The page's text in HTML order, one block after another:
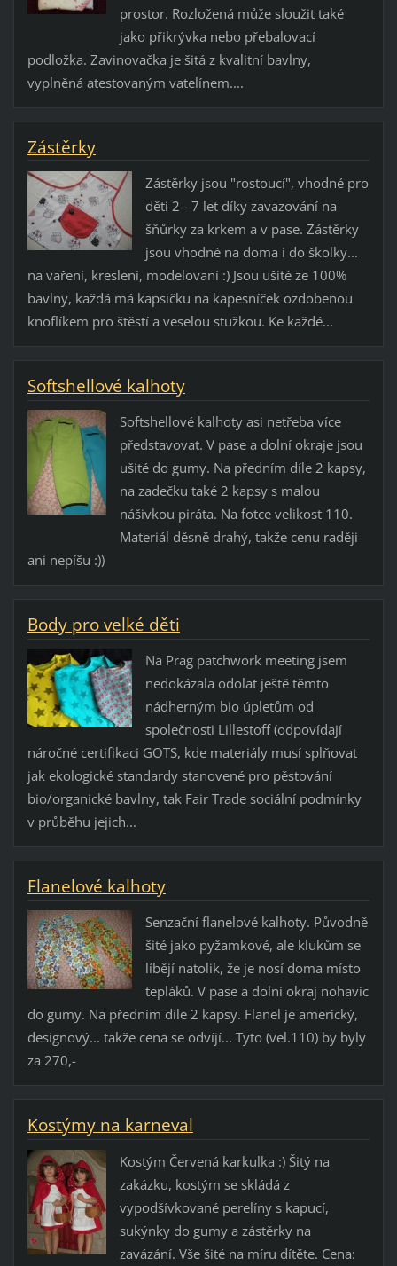
prostor. Rozložená může sloužit také
jako přikrývka nebo přebalovací
podložka. Zavinovačka je šitá z kvalitní bavlny,
vyplněná atestovaným vatelínem....
Zástěrky
Zástěrky jsou "rostoucí", vhodné pro
děti 2 - 7 let díky zavazování na
šňůrky za krkem a v pase. Zástěrky
jsou vhodné na doma i do školky...
na vaření, kreslení, modelovaní :) Jsou ušité ze 100%
bavlny, každá má kapsičku na kapesníček ozdobenou
knoflíkem pro štěstí a veselou stužkou. Ke každé...
Softshellové kalhoty
Softshellové kalhoty asi netřeba více
představovat. V pase a dolní okraje jsou
ušité do gumy. Na předním díle 2 kapsy,
na zadečku také 2 kapsy s malou
nášivkou piráta. Na fotce velikost 110.
Materiál děsně drahý, takže cenu raději
ani nepíšu :))
Body pro velké děti
Na Prag patchwork meeting jsem
nedokázala odolat ještě těmto
nádherným bio úpletům od
společnosti Lillestoff (odpovídají
náročné certifikaci GOTS, kde materiály musí splňovat
jak ekologické standardy stanovené pro pěstování
bio/organické bavlny, tak Fair Trade sociální podmínky
v průběhu jejich...
Flanelové kalhoty
Senzační flanelové kalhoty. Původně
šité jako pyžamkové, ale klukům se
líbějí natolik, že je nosí doma místo
tepláků. V pase a dolní okraj nohavic
do gumy. Na předním díle 2 kapsy. Flanel je americký,
designový... takže cena se odvíjí... Tyto (vel.110) by byly
za 270,-
Kostýmy na karneval
Kostým Červená karkulka :) Šitý na
zakázku, kostým se skládá z
vypodšívkované perelíny s kapucí,
sukýnky do gumy a zástěrky na
zavázání. Vše šité na míru dítěte. Cena: